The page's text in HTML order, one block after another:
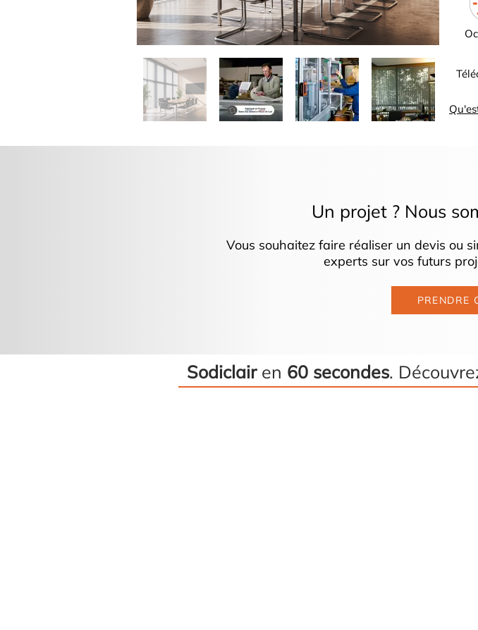
Un projet ? Nous
Vous souhaitez faire réaliser un devis ou
experts sur vos futurs
PRENDRE
Sodiclairen 60 secondes.